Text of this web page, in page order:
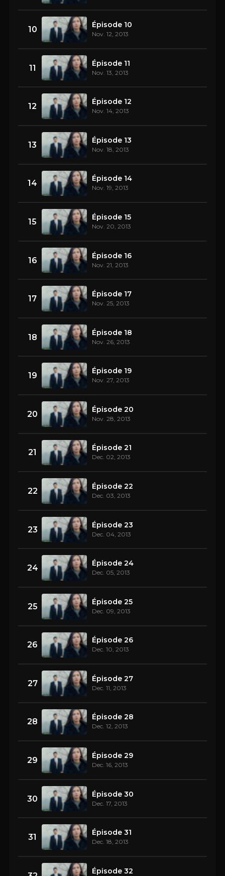
10 Épisode 10
Nov. 12, 2013
11 Épisode 11
Nov. 13, 2013
12 Épisode 12
Nov. 14, 2013
13 Épisode 13
Nov. 18, 2013
14 Épisode 14
Nov. 19, 2013
15 Épisode 15
Nov. 20, 2013
16 Épisode 16
Nov. 21, 2013
17 Épisode 17
Nov. 25, 2013
18 Épisode 18
Nov. 26, 2013
19 Épisode 19
Nov. 27, 2013
20 Épisode 20
Nov. 28, 2013
21 Épisode 21
Dec. 02, 2013
22 Épisode 22
Dec. 03, 2013
23 Épisode 23
Dec. 04, 2013
24 Épisode 24
Dec. 05, 2013
25 Épisode 25
Dec. 09, 2013
26 Épisode 26
Dec. 10, 2013
27 Épisode 27
Dec. 11, 2013
28 Épisode 28
Dec. 12, 2013
29 Épisode 29
Dec. 16, 2013
30 Épisode 30
Dec. 17, 2013
31 Épisode 31
Dec. 18, 2013
Épisode 32